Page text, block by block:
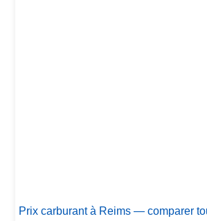
Prix carburant à Reims — comparer